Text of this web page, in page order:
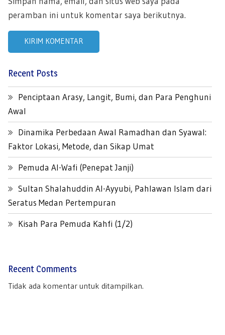
peramban ini untuk komentar saya berikutnya.
Recent Posts
Penciptaan Arasy, Langit, Bumi, dan Para Penghuni
Awal
Dinamika Perbedaan Awal Ramadhan dan Syawal:
Faktor Lokasi, Metode, dan Sikap Umat
Pemuda Al-Wafi (Penepat Janji)
Sultan Shalahuddin Al-Ayyubi, Pahlawan Islam dari
Seratus Medan Pertempuran
Kisah Para Pemuda Kahfi (1/2)
Recent Comments
Tidak ada komentar untuk ditampilkan.